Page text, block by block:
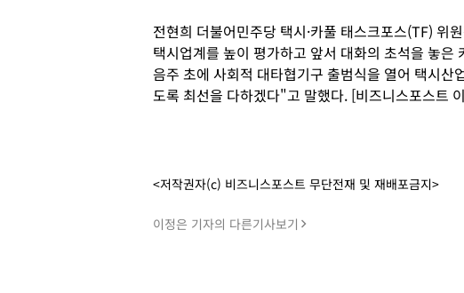
전현희 더불어민주당 택시·카풀 태스크포스(TF) 위
택시업계를 높이 평가하고 앞서 대화의 초석을 놓
음주 초에 사회적 대타협기구 출범식을 열어 택시산
도록 최선을 다하겠다"고 말했다. [비즈니스포스트
<저작권자(c) 비즈니스포스트 무단전재 및 재배포금지>
이정은 기자의 다른기사보기